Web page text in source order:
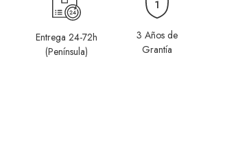
Entrega 24-72h
(Península)
3 Años de
Grantía